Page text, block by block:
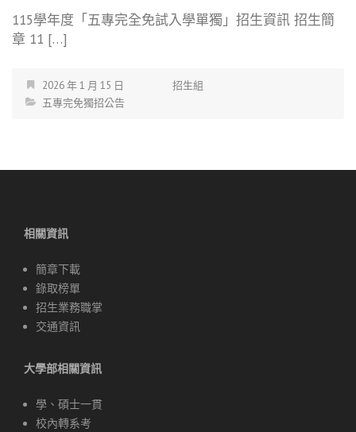
115學年度「五專完全免試入學單獨」招生資訊 招生簡
章 11 […]
2026 年 1 月 15 日
招生組
五專完免獨招公告
相關資訊
簡章下載
錄取榜單
招生業務職掌
交通資訊
大學部相關資訊
學、碩士一貫
校內轉系考